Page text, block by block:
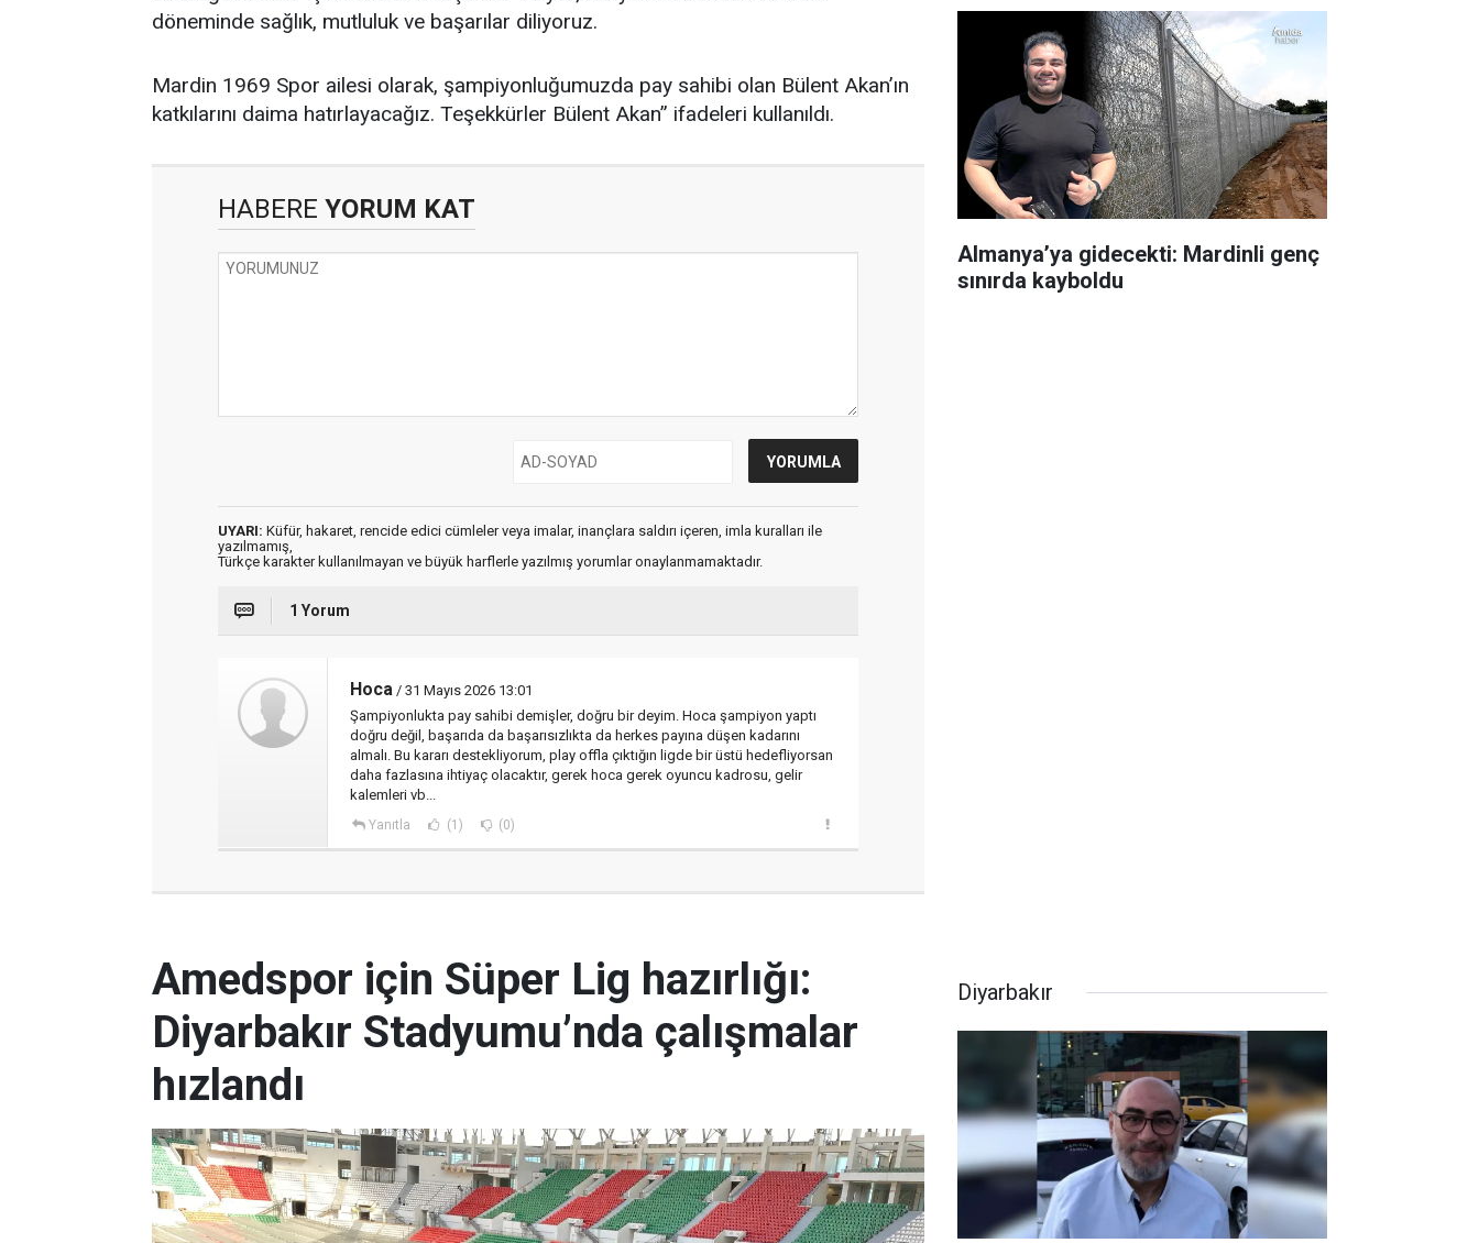
döneminde sağlık, mutluluk ve başarılar diliyoruz.
Mardin 1969 Spor ailesi olarak, şampiyonluğumuzda pay sahibi olan Bülent Akan’ın
katkılarını daima hatırlayacağız. Teşekkürler Bülent Akan” ifadeleri kullanıldı.
HABERE YORUM KAT
UYARI: Küfür, hakaret, rencide edici cümleler veya imalar, inançlara saldırı içeren, imla kuralları ile
yazılmamış,
Türkçe karakter kullanılmayan ve büyük harflerle yazılmış yorumlar onaylanmamaktadır.
1 Yorum
Hoca / 31 Mayıs 2026 13:01
Şampiyonlukta pay sahibi demişler, doğru bir deyim. Hoca şampiyon yaptı
doğru değil, başarıda da başarısızlıkta da herkes payına düşen kadarını
almalı. Bu kararı destekliyorum, play offla çıktığın ligde bir üstü hedefliyorsan
daha fazlasına ihtiyaç olacaktır, gerek hoca gerek oyuncu kadrosu, gelir
kalemleri vb...
Yanıtla (1) (0)
Almanya’ya gidecekti: Mardinli genç
sınırda kayboldu
Amedspor için Süper Lig hazırlığı:
Diyarbakır Stadyumu’nda çalışmalar
hızlandı
Diyarbakır